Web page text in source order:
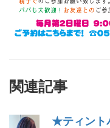
関連記事
★ティント